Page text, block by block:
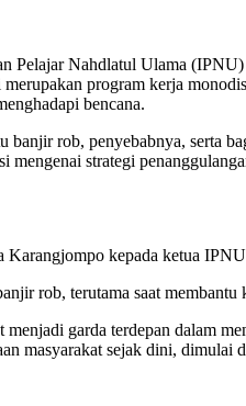
Pelajar Nahdlatul Ulama
program kerja
bencana.
rob, penyebabnya, serta
strategi
Karangjompo kepada ketua
rob, terutama saat membantu
garda terdepan dalam
masyarakat sejak dini, dimulai